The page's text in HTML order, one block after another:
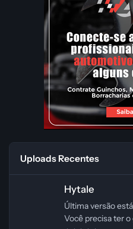
Uploads Recentes
Hytale
Última versão
Você precisa ter